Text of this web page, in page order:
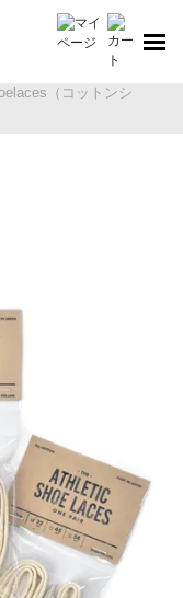
（コットンシ